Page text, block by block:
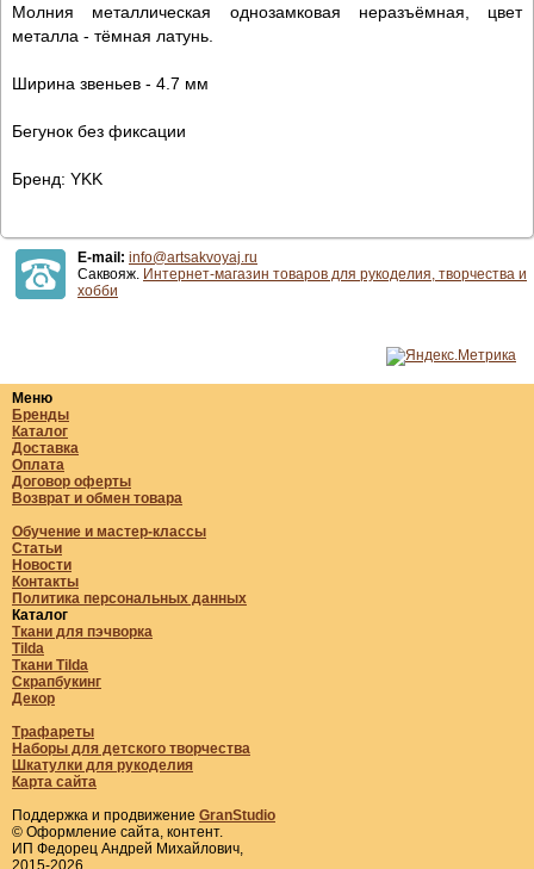
Молния металлическая однозамковая неразъёмная, цвет
металла - тёмная латунь.
Ширина звеньев - 4.7 мм
Бегунок без фиксации
Бренд: YKK
E-mail: info@artsakvoyaj.ru
Саквояж. Интернет-магазин товаров для рукоделия, творчества и
хобби
Меню
Бренды
Каталог
Доставка
Оплата
Договор оферты
Возврат и обмен товара
Обучение и мастер-классы
Статьи
Новости
Контакты
Политика персональных данных
Каталог
Ткани для пэчворка
Tilda
Ткани Tilda
Скрапбукинг
Декор
Трафареты
Наборы для детского творчества
Шкатулки для рукоделия
Карта сайта
Поддержка и продвижение GranStudio
© Оформление сайта, контент.
ИП Федорец Андрей Михайлович,
2015-2026